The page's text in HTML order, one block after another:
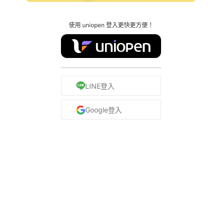
使用 uniopen 登入更快更方便！
LINE登入
Google登入